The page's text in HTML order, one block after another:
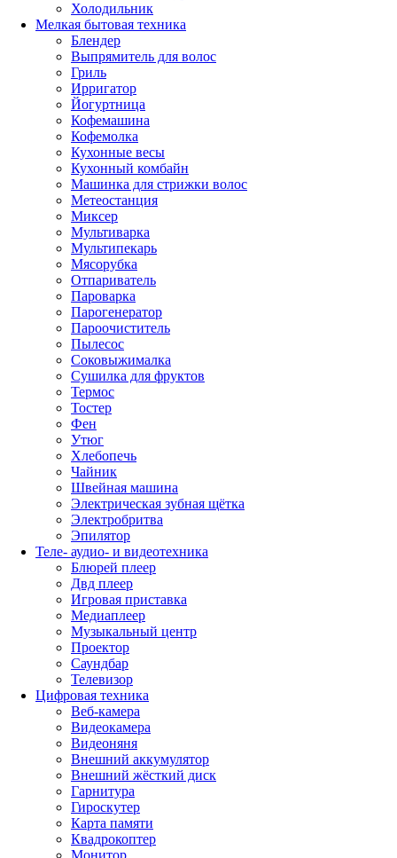
Холодильник
Мелкая бытовая техника
Блендер
Выпрямитель для волос
Гриль
Ирригатор
Йогуртница
Кофемашина
Кофемолка
Кухонные весы
Кухонный комбайн
Машинка для стрижки волос
Метеостанция
Миксер
Мультиварка
Мультипекарь
Мясорубка
Отпариватель
Пароварка
Парогенератор
Пароочиститель
Пылесос
Соковыжималка
Сушилка для фруктов
Термос
Тостер
Фен
Утюг
Хлебопечь
Чайник
Швейная машина
Электрическая зубная щётка
Электробритва
Эпилятор
Теле- аудио- и видеотехника
Блюрей плеер
Двд плеер
Игровая приставка
Медиаплеер
Музыкальный центр
Проектор
Саундбар
Телевизор
Цифровая техника
Веб-камера
Видеокамера
Видеоняня
Внешний аккумулятор
Внешний жёсткий диск
Гарнитура
Гироскутер
Карта памяти
Квадрокоптер
Монитор